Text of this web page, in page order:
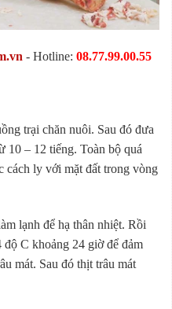
- Hotline: 08.77.99.00.55
trại chăn nuôi. Sau đó đưa
10 – 12 tiếng. Toàn bộ quá
cách ly với mặt đất trong vòng
lạnh để hạ thân nhiệt. Rồi
C khoảng 24 giờ để đảm
mát. Sau đó thịt trâu mát